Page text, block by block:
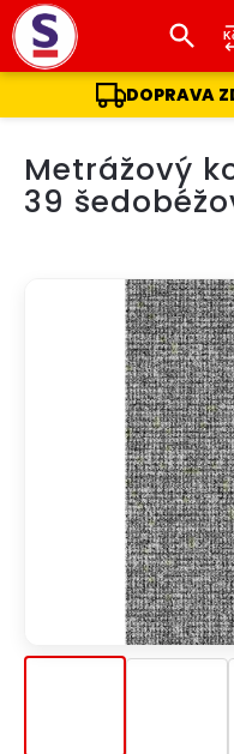
DOPRAVA
obsahMetrážový
39